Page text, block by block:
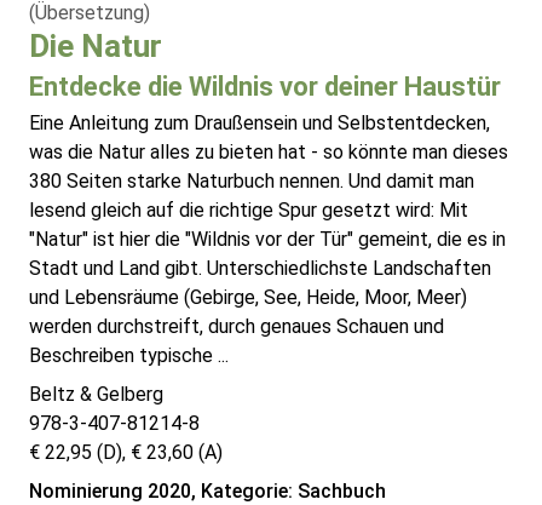
(Übersetzung)
Die Natur
Entdecke die Wildnis vor deiner Haustür
Eine Anleitung zum Draußensein und Selbstentdecken,
was die Natur alles zu bieten hat - so könnte man dieses
380 Seiten starke Naturbuch nennen. Und damit man
lesend gleich auf die richtige Spur gesetzt wird: Mit
"Natur" ist hier die "Wildnis vor der Tür" gemeint, die es in
Stadt und Land gibt. Unterschiedlichste Landschaften
und Lebensräume (Gebirge, See, Heide, Moor, Meer)
werden durchstreift, durch genaues Schauen und
Beschreiben typische ...
Beltz & Gelberg
978-3-407-81214-8
€ 22,95 (D), € 23,60 (A)
Nominierung 2020, Kategorie: Sachbuch